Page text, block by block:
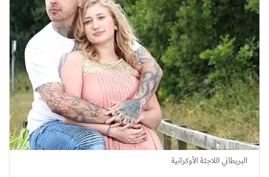
البريطاني اللاجئة الأوكرانية